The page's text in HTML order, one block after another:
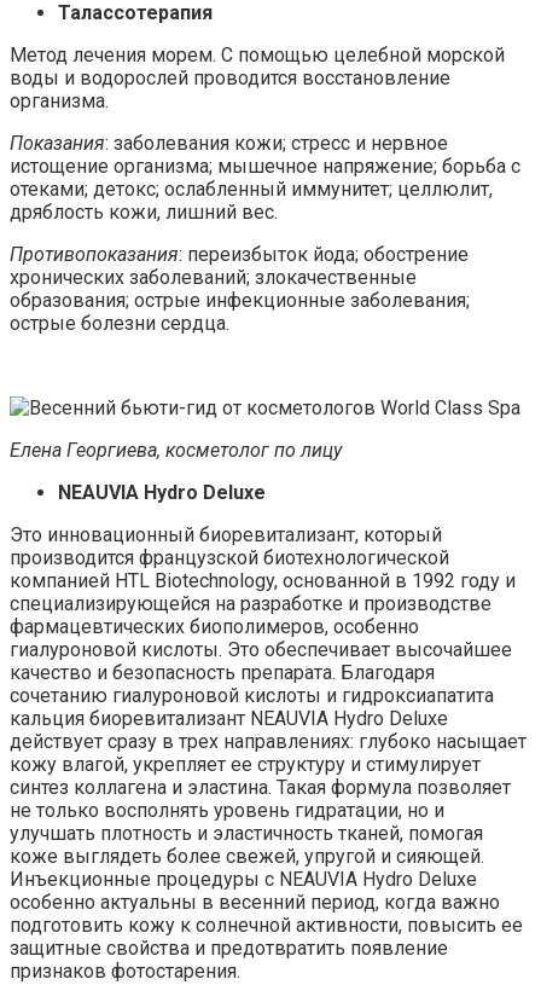
Талассотерапия
Метод лечения морем. С помощью целебной морской
воды и водорослей проводится восстановление
организма.
Показания: заболевания кожи; стресс и нервное
истощение организма; мышечное напряжение; борьба с
отеками; детокс; ослабленный иммунитет; целлюлит,
дряблость кожи, лишний вес.
Противопоказания: переизбыток йода; обострение
хронических заболеваний; злокачественные
образования; острые инфекционные заболевания;
острые болезни сердца.
Елена Георгиева, косметолог по лицу
NEAUVIA Hydro Deluxe
Это инновационный биоревитализант, который
производится французской биотехнологической
компанией HTL Biotechnology, основанной в 1992 году и
специализирующейся на разработке и производстве
фармацевтических биополимеров, особенно
гиалуроновой кислоты. Это обеспечивает высочайшее
качество и безопасность препарата. Благодаря
сочетанию гиалуроновой кислоты и гидроксиапатита
кальция биоревитализант NEAUVIA Hydro Deluxe
действует сразу в трех направлениях: глубоко насыщает
кожу влагой, укрепляет ее структуру и стимулирует
синтез коллагена и эластина. Такая формула позволяет
не только восполнять уровень гидратации, но и
улучшать плотность и эластичность тканей, помогая
коже выглядеть более свежей, упругой и сияющей.
Инъекционные процедуры с NEAUVIA Hydro Deluxe
особенно актуальны в весенний период, когда важно
подготовить кожу к солнечной активности, повысить ее
защитные свойства и предотвратить появление
признаков фотостарения.